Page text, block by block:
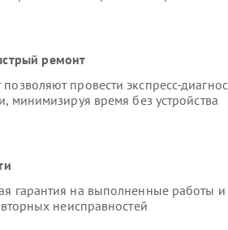
ремонт
провести экспресс-
минимизируя время без устройства
гарантия на выполненные работы
неисправностей